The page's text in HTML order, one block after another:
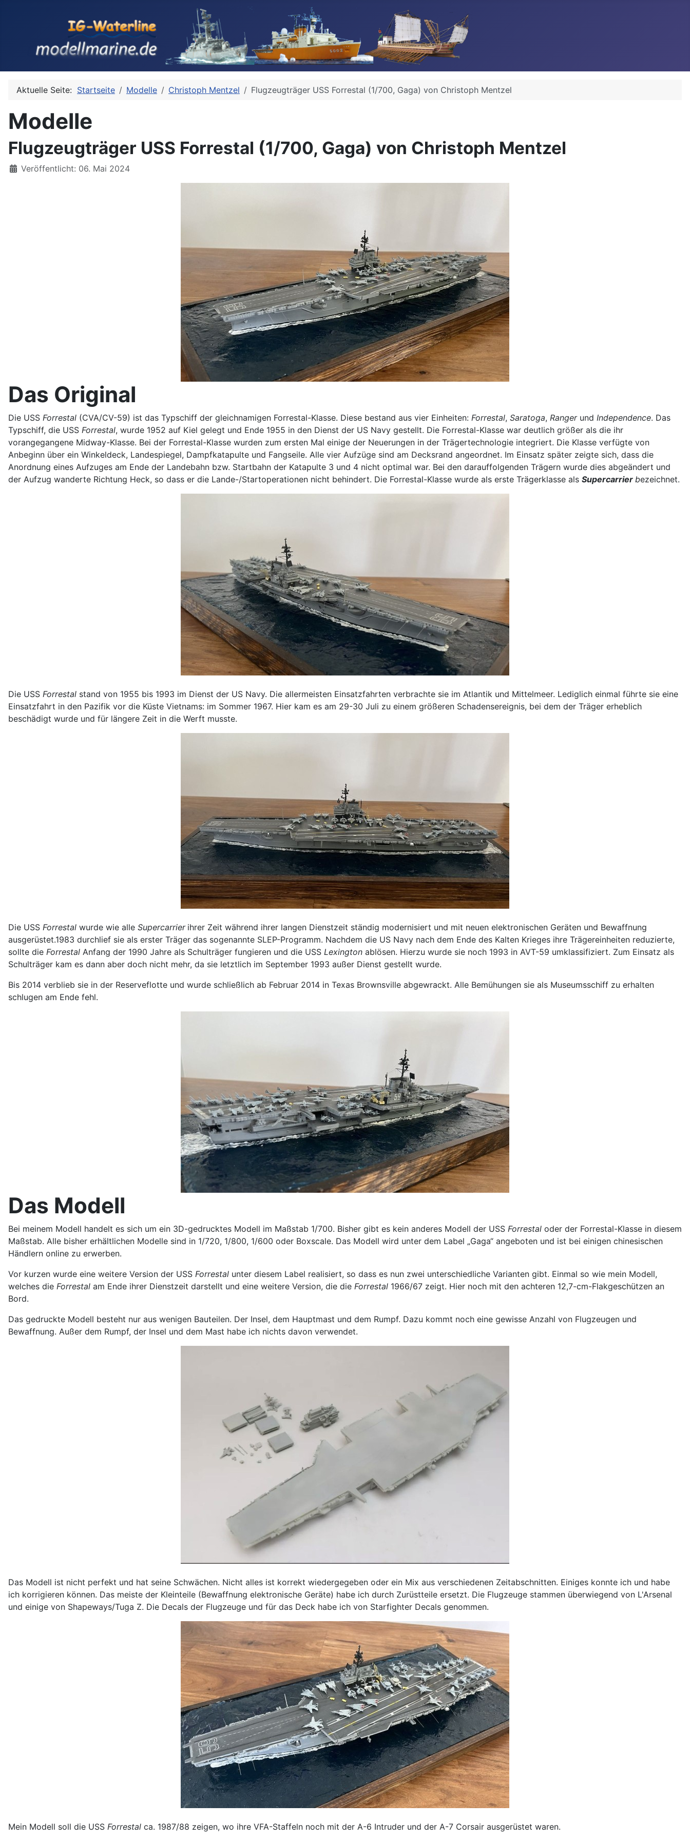
Aktuelle Seite: Startseite Modelle Christoph Mentzel Flugzeugträger USS Forrestal (1/700, Gaga) von Christoph Mentzel
Modelle
Flugzeugträger USS Forrestal (1/700, Gaga) von Christoph Mentzel
Details
Veröffentlicht: 06. Mai 2024
Das Original
Die USS Forrestal (CVA/CV-59) ist das Typschiff der gleichnamigen Forrestal-Klasse. Diese bestand aus vier Einheiten: Forrestal, Saratoga, Rangerund Independence. Das
Typschiff, die USS Forrestal, wurde 1952 auf Kiel gelegt und Ende 1955 in den Dienst der US Navy gestellt. Die Forrestal-Klasse war deutlich größer als die ihr
vorangegangene Midway-Klasse. Bei der Forrestal-Klasse wurden zum ersten Mal einige der Neuerungen in der Trägertechnologie integriert. Die Klasse verfügte von
Anbeginn über ein Winkeldeck, Landespiegel, Dampfkatapulte und Fangseile. Alle vier Aufzüge sind am Decksrand angeordnet. Im Einsatz später zeigte sich, dass die
Anordnung eines Aufzuges am Ende der Landebahn bzw. Startbahn der Katapulte 3 und 4 nicht optimal war. Bei den darauffolgenden Trägern wurde dies abgeändert und
der Aufzug wanderte Richtung Heck, so dass er die Lande-/Startoperationen nicht behindert. Die Forrestal-Klasse wurde als erste Trägerklasse als Supercarrier bezeichnet.
Die USS Forrestal stand von 1955 bis 1993 im Dienst der US Navy. Die allermeisten Einsatzfahrten verbrachte sie im Atlantik und Mittelmeer. Lediglich einmal führte sie eine
Einsatzfahrt in den Pazifik vor die Küste Vietnams: im Sommer 1967. Hier kam es am 29-30 Juli zu einem größeren Schadensereignis, bei dem der Träger erheblich
beschädigt wurde und für längere Zeit in die Werft musste.
Die USS Forrestal wurde wie alle Supercarrier ihrer Zeit während ihrer langen Dienstzeit ständig modernisiert und mit neuen elektronischen Geräten und Bewaffnung
ausgerüstet.1983 durchlief sie als erster Träger das sogenannte SLEP-Programm. Nachdem die US Navy nach dem Ende des Kalten Krieges ihre Trägereinheiten reduzierte,
sollte die Forrestal Anfang der 1990 Jahre als Schulträger fungieren und die USS Lexington ablösen. Hierzu wurde sie noch 1993 in AVT-59 umklassifiziert. Zum Einsatz als
Schulträger kam es dann aber doch nicht mehr, da sie letztlich im September 1993 außer Dienst gestellt wurde.
Bis 2014 verblieb sie in der Reserveflotte und wurde schließlich ab Februar 2014 in Texas Brownsville abgewrackt. Alle Bemühungen sie als Museumsschiff zu erhalten
schlugen am Ende fehl.
Das Modell
Bei meinem Modell handelt es sich um ein 3D-gedrucktes Modell im Maßstab 1/700. Bisher gibt es kein anderes Modell der USS Forrestal oder der Forrestal-Klasse in diesem
Maßstab. Alle bisher erhältlichen Modelle sind in 1/720, 1/800, 1/600 oder Boxscale. Das Modell wird unter dem Label „Gaga“ angeboten und ist bei einigen chinesischen
Händlern online zu erwerben.
Vor kurzen wurde eine weitere Version der USS Forrestal unter diesem Label realisiert, so dass es nun zwei unterschiedliche Varianten gibt. Einmal so wie mein Modell,
welches die Forrestal am Ende ihrer Dienstzeit darstellt und eine weitere Version, die die Forrestal 1966/67 zeigt. Hier noch mit den achteren 12,7-cm-Flakgeschützen an
Bord.
Das gedruckte Modell besteht nur aus wenigen Bauteilen. Der Insel, dem Hauptmast und dem Rumpf. Dazu kommt noch eine gewisse Anzahl von Flugzeugen und
Bewaffnung. Außer dem Rumpf, der Insel und dem Mast habe ich nichts davon verwendet.
Das Modell ist nicht perfekt und hat seine Schwächen. Nicht alles ist korrekt wiedergegeben oder ein Mix aus verschiedenen Zeitabschnitten. Einiges konnte ich und habe
ich korrigieren können. Das meiste der Kleinteile (Bewaffnung elektronische Geräte) habe ich durch Zurüstteile ersetzt. Die Flugzeuge stammen überwiegend von L'Arsenal
und einige von Shapeways/Tuga Z. Die Decals der Flugzeuge und für das Deck habe ich von Starfighter Decals genommen.
Mein Modell soll die USS Forrestal ca. 1987/88 zeigen, wo ihre VFA-Staffeln noch mit der A-6 Intruder und der A-7 Corsair ausgerüstet waren.